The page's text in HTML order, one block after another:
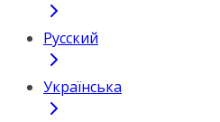
Русский
Українська